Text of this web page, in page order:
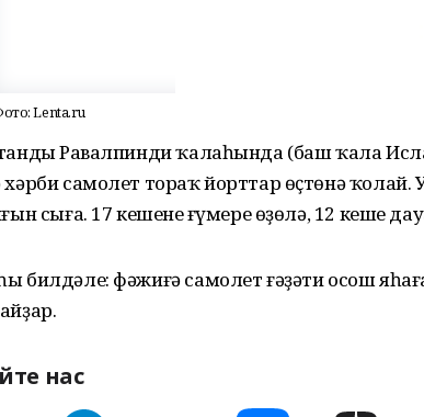
Lenta.ru
Равалпинди ҡалаһында (баш ҡала
самолет тораҡ йорттар өҫтөнә ҡолай.
сыға. 17 кешенең ғүмере өҙөлә, 12 кеше
билдәле: фәжиғә самолет ғәҙәти осош
нас